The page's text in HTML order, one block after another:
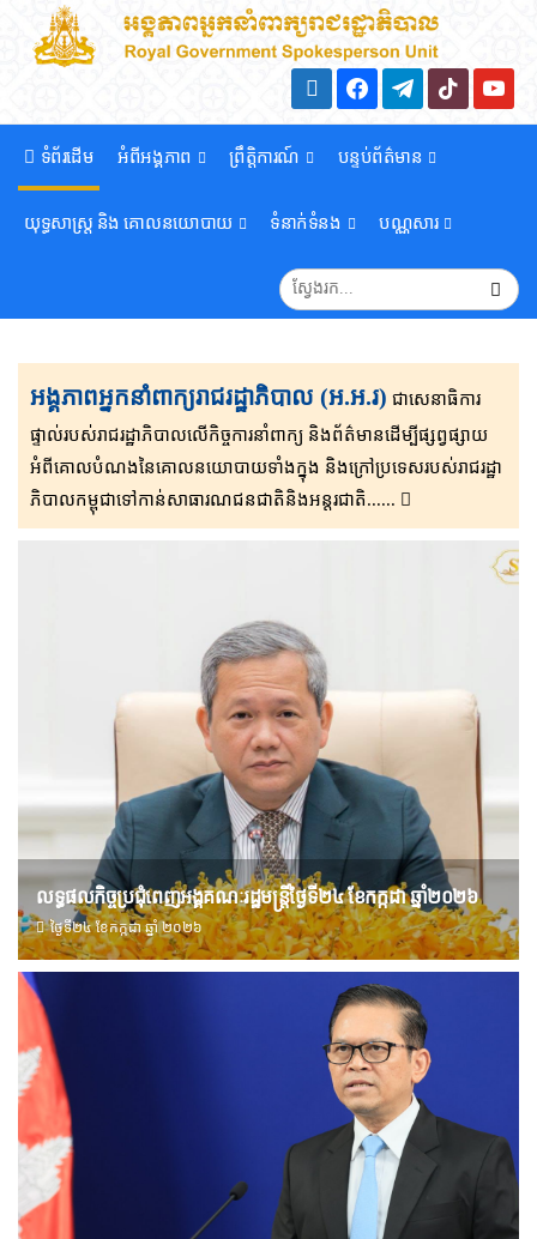
ទំព័រដើម អំពីអង្គភាព ព្រឹត្តិការណ៍ បន្ទប់ព័ត៌មាន
យុទ្ធសាស្រ្ត និង គោលនយោបាយ ទំនាក់ទំនង បណ្ណសារ
អង្គភាពអ្នកនាំពាក្យរាជរដ្ឋាភិបាល (អ.អ.រ) ជាសេនា​ធិ​កា​រ​​
ផ្ទាល់​របស់រាជរដ្ឋាភិ​បា​ល​លើ​កិច្ចការ​នាំពាក្យ និងព័ត៌មាន​ដើម្បីផ្សព្វ​ផ្សាយ​​
អំពីគោលបំណងនៃគោល​នយោបាយទាំងក្នុង និងក្រៅ​ប្រទេ​​ស​របស់រាជរដ្ឋា​
ភិ​បា​ល​កម្ពុជាទៅកាន់សាធារណជនជាតិនិងអន្តរជាតិ......
លទ្ធផលកិច្ចប្រជុំពេញអង្គគណៈរដ្ឋមន្រ្តីថ្ងៃទី២៤ ខែកក្កដា ឆ្នាំ២០២៦
ថ្ងៃទី២៤ ខែ​កក្កដា ឆ្នាំ ២០២៦